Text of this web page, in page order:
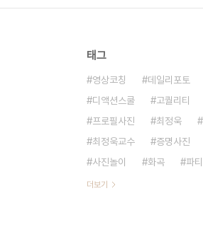
태그
영상코칭 데일리포토
디액션스쿨
고퀄리티
프로필사진
최정욱
최정욱교수
증명사진
사진놀이
화곡 파티
더보기